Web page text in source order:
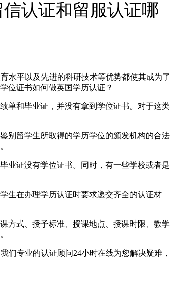
认证和留服认证哪
水平以及先进的科研技术等优势都使其成为了
位证书如何做英国学历认证？
单和毕业证，并没有拿到学位证书。对于这类
别留学生所取得的学历学位的颁发机构的合法
业证没有学位证书。同时，有一些学校或者是
生在办理学历认证时要求递交齐全的认证材
方式、授予标准、授课地点、授课时限、教学
们专业的认证顾问24小时在线为您解决疑难，